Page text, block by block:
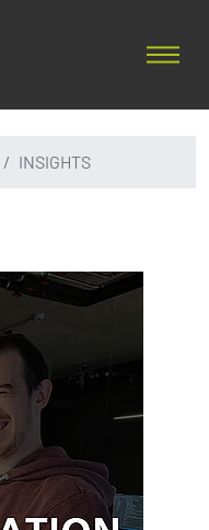
INSIGHTS